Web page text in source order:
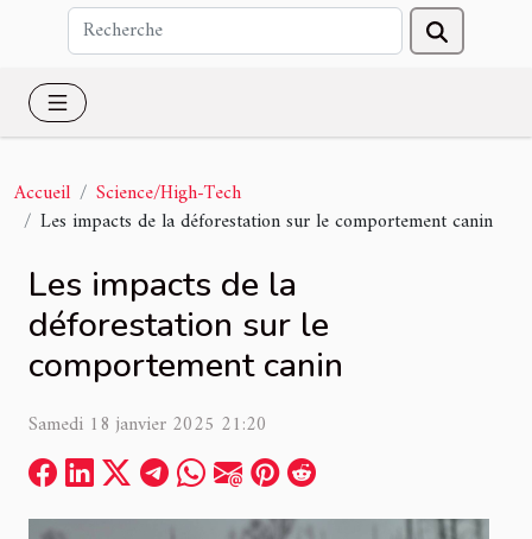
Accueil
Science/High-Tech
Les impacts de la déforestation sur le comportement canin
Les impacts de la
déforestation sur le
comportement canin
Samedi 18 janvier 2025 21:20